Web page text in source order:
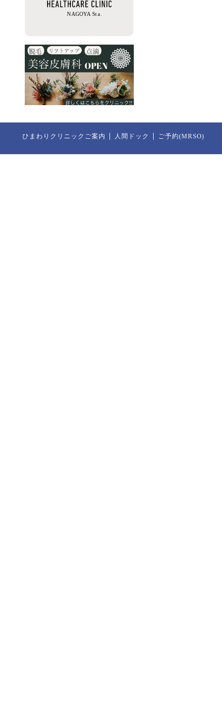
ひまわりクリニックご案内 人間ドック ご予約(MRSO)